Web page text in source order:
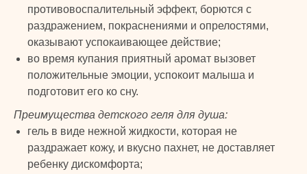
противовоспалительный эффект, борются с
раздражением, покраснениями и опрелостями,
оказывают успокаивающее действие;
во время купания приятный аромат вызовет
положительные эмоции, успокоит малыша и
подготовит его ко сну.
Преимущества детского геля для душа:
гель в виде нежной жидкости, которая не
раздражает кожу, и вкусно пахнет, не доставляет
ребенку дискомфорта;